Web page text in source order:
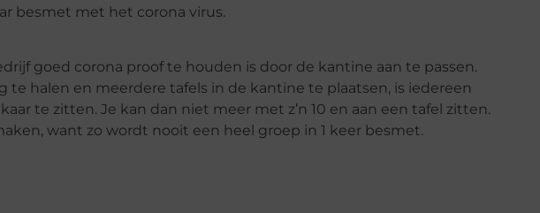
besmet met het corona virus.
goed corona proof te houden is door de kantine aan te passen.
te halen en meerdere tafels in de kantine te plaatsen, is iedereen
te zitten. Je kan dan niet meer met z’n 10 en aan een tafel zitten.
want zo wordt nooit een heel groep in 1 keer besmet.